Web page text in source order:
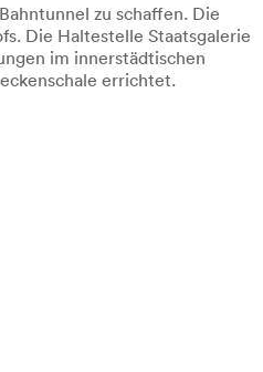
zu schaffen. Die
Die Haltestelle Staatsgalerie
im innerstädtischen
errichtet.